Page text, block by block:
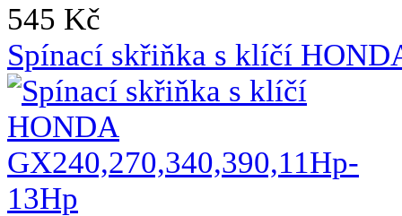
545 Kč
Spínací skřiňka s klíčí